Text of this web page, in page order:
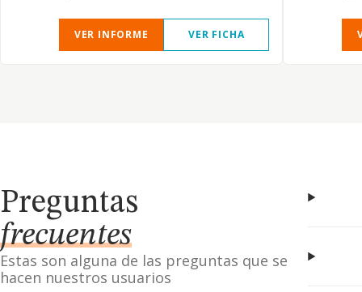
VER INFORME VER FICHA
Preguntas
frecuentes
Estas son alguna de las preguntas que se
hacen nuestros usuarios